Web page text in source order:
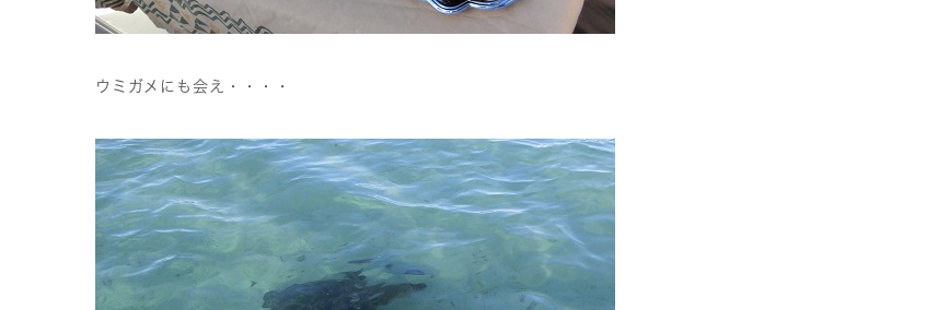
ウミガメにも会え・・・・